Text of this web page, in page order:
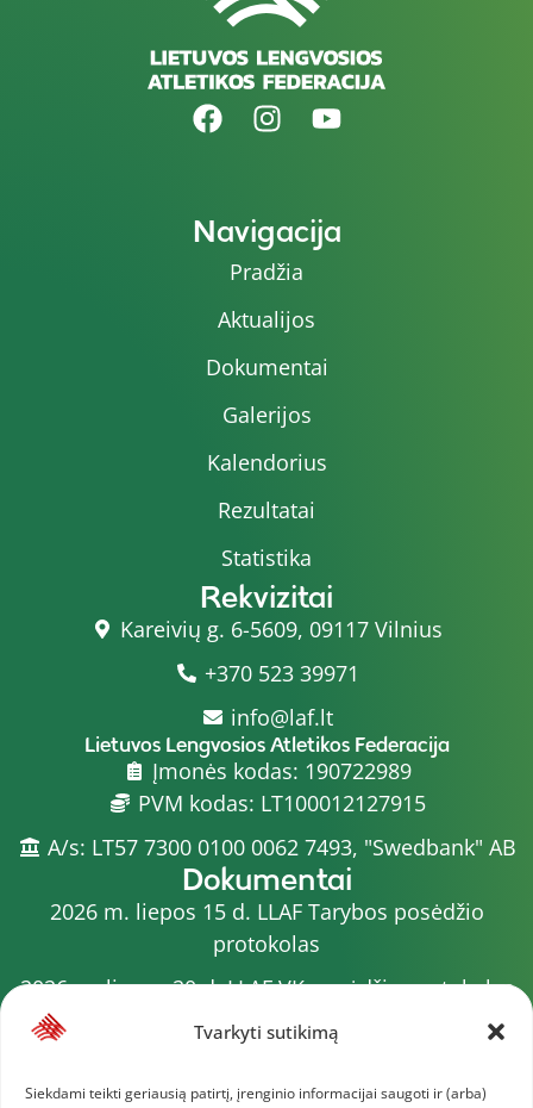
Tvarkyti sutikimą
Siekdami teikti geriausią patirtį, įrenginio informacijai saugoti ir (arba)
Navigacija
Pradžia
Aktualijos
Dokumentai
Galerijos
Kalendorius
Rezultatai
Statistika
Rekvizitai
Kareivių g. 6-5609, 09117 Vilnius
+370 523 39971
info@laf.lt
Lietuvos Lengvosios Atletikos Federacija
Įmonės kodas: 190722989
PVM kodas: LT100012127915
A/s: LT57 7300 0100 0062 7493, "Swedbank" AB
Dokumentai
2026 m. liepos 15 d. LLAF Tarybos posėdžio
protokolas
2026 m. liepos 20 d. LLAF VK posėdžio protokolas
Sporto meistrų sąrašas